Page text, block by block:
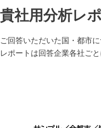
貴社用分析レ
ご回答いただいた国・都市
レポート は回答企業各社ごと